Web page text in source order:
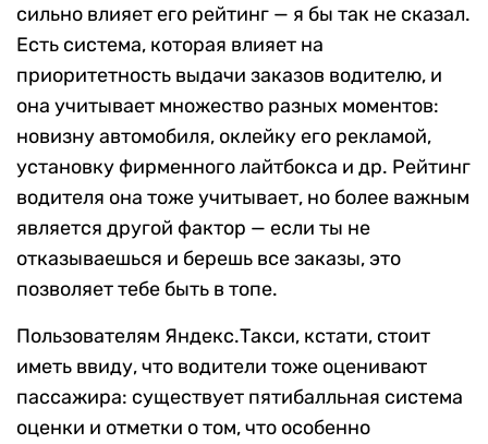
сильно влияет его рейтинг — я бы так не сказал.
Есть система, которая влияет на
приоритетность выдачи заказов водителю, и
она учитывает множество разных моментов:
новизну автомобиля, оклейку его рекламой,
установку фирменного лайтбокса и др. Рейтинг
водителя она тоже учитывает, но более важным
является другой фактор — если ты не
отказываешься и берешь все заказы, это
позволяет тебе быть в топе.
Пользователям Яндекс.Такси, кстати, стоит
иметь ввиду, что водители тоже оценивают
пассажира: существует пятибалльная система
оценки и отметки о том, что особенно